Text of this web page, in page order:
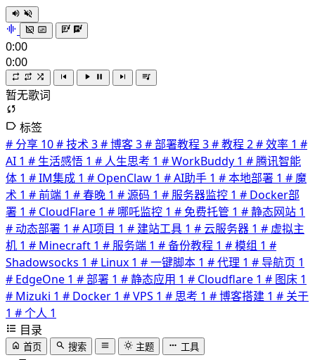
0:00
0:00
暂无歌词
标签
# 分享 10# 技术3# 博客3# 部署教程 3# 教程 2# 效率 1 #
AI 1 # 生活感悟 1 # 人生思考 1 # WorkBuddy 1 # 腾讯智能
体 1 # IM集成 1 # OpenClaw 1 # AI助手 1 # 本地部署 1 # 魔
术 1 # 前端 1 # 春晚 1 # 源码 1 # 服务器监控 1 # Docker部
署 1 # CloudFlare 1 # 哪吒监控 1 # 免费托管 1 # 静态网站 1
# 动态部署 1 # AI项目 1 # 建站工具 1 # 云服务器 1 # 虚拟主
机 1 # Minecraft 1 # 服务端 1 # 备份教程 1 # 模组 1 #
Shadowsocks 1 # Linux 1 # 一键脚本 1 # 代理 1 # 导航页 1
# EdgeOne 1 # 部署 1 # 静态应用 1 # Cloudflare 1 # 图床 1
# Mizuki 1 # Docker 1 # VPS 1 # 思考 1 # 博客搭建 1 # 关于
1 # 个人 1
目录
首页 搜索 主题 工具